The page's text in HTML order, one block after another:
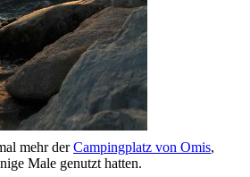
mehr derCampingplatz von Omis,
Male genutzt hatten.